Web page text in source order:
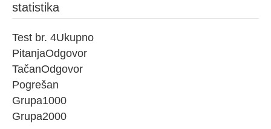
statistika
Test br. 4Ukupno
PitanjaOdgovor
TačanOdgovor
Pogrešan
Grupa1000
Grupa2000